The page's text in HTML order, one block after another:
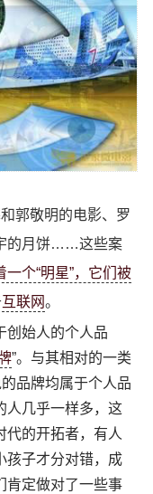
郭敬明的电影、罗
的月饼……这些案
一个“明星”，它们被
互联网。
创始人的个人品
”。与其相对的一类
品牌均属于个人品
人几乎一样多，这
代的开拓者，有人
孩子才分对错，成
肯定做对了一些事